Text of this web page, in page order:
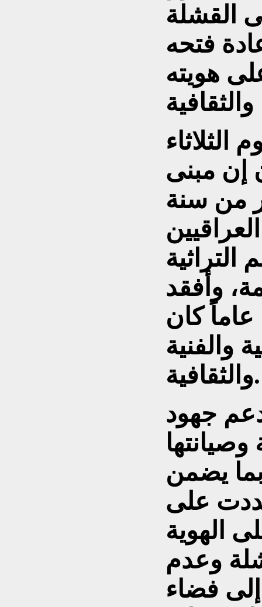
القشلة
فتحه
هويته
الثلاثاء
بيان إن مبنى
من سنة
التراثية
وأفقد
كان
والفنية
والثقافية.
جهود
وصيانتها
بما يضمن
على
الهوية
وعدم
إلى فضاء